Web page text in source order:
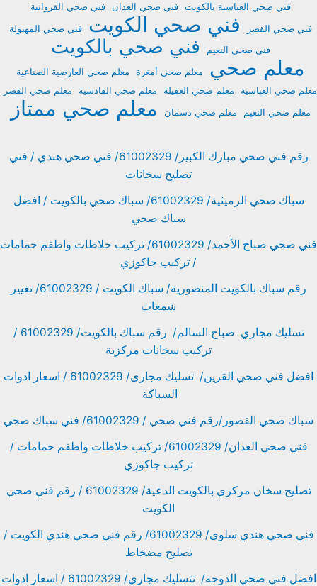
فني صحي العباسية بالكويت
فني صحي العدان فني صحي الفروانية
فني صحي القصر فني صحي الكويت
فني صحي المهبولة
فني صحي النعيم
فني صحي بالكويت
معلم صحي معلم صحي أمغرة
معلم صحي العارضية الصناعية
معلم صحي العباسية
معلم صحي العقيلة معلم صحي القادسية معلم صحي القصر
معلم صحي النعيم معلم صحي دسمان معلم صحي ممتاز
رقم فني صحي مبارك الكبير/ 61002329/ فني صحي هندي / فني
تصليح سخانات
سباك صحي الرميثية/ 61002329/ سباك صحي بالكويت / افضل
سباك صحي
فني صحي صباح الأحمد/ 61002329/ تركيب خلاطات واطقم حمامات
/ تركيب جاكوزي
رقم سباك بالكويت المنصورية/ سباك الكويت / 61002329/ تغيير
شمعات
تسليك مجاري صباح السالم/ رقم سباك بالكويت/ 61002329 /
تركيب سخانات مركزية
افضل فني صحي القرين/ تسليك مجارى/ 61002329 / اسعار ادوات
السباكة
سباك صحي القصور/رقم فني صحي / 61002329/ فني سباك صحي
فني صحي العدان/ 61002329/ تركيب خلاطات واطقم حمامات /
تركيب جاكوزي
تصليح سخان مركزي بالكويت الدعية/ 61002329 / رقم فني صحي
الكويت
فني صحي هندي سلوى/ 61002329/ رقم فني صحي هندي الكويت /
تصليح مضخاط
افضل فني صحي الدوحة/ تتسليك مجاري/ 61002329 / اسعار ادوات